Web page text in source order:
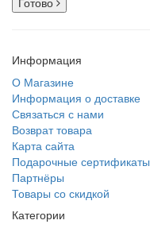
Информация
О Магазине
Информация о доставке
Связаться с нами
Возврат товара
Карта сайта
Подарочные сертификаты
Партнёры
Товары со скидкой
Категории